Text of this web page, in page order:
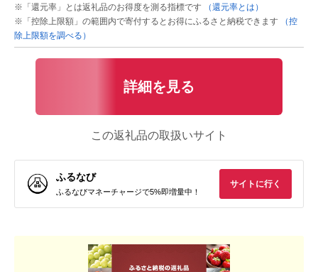
※「還元率」とは返礼品のお得度を測る指標です
（還元率とは）
※「控除上限額」の範囲内で寄付するとお得にふるさと納税できます
（控
除上限額を調べる）
詳細を見る
この返礼品の取扱いサイト
ふるなび
ふるなびマネーチャージで5%即増量中！
サイトに行く